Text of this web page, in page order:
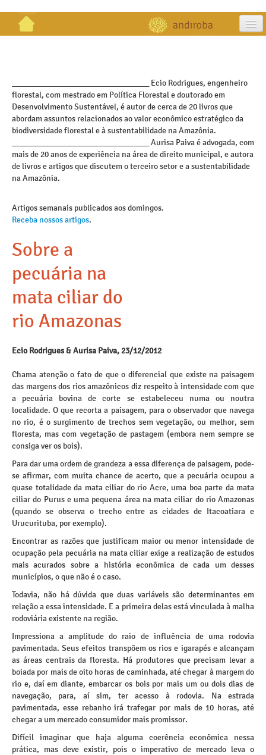
publicações
galeria
contato
_________________________________ Ecio Rodrigues, engenheiro
florestal, com mestrado em Política Florestal e doutorado em
Desenvolvimento Sustentável, é autor de cerca de 20 livros que
abordam assuntos relacionados ao valor econômico estratégico da
biodiversidade florestal e à sustentabilidade na Amazônia.
_________________________________ Aurisa Paiva é advogada, com
mais de 20 anos de experiência na área de direito municipal, e autora
de livros e artigos que discutem o terceiro setor e a sustentabilidade
na Amazônia.
Artigos semanais publicados aos domingos.
Receba nossos artigos.
Sobre a
pecuária na
mata ciliar do
rio Amazonas
Ecio Rodrigues & Aurisa Paiva, 23/12/2012
Chama atenção o fato de que o diferencial que existe na paisagem
das margens dos rios amazônicos diz respeito à intensidade com que
a pecuária bovina de corte se estabeleceu numa ou noutra
localidade. O que recorta a paisagem, para o observador que navega
no rio, é o surgimento de trechos sem vegetação, ou melhor, sem
floresta, mas com vegetação de pastagem (embora nem sempre se
consiga ver os bois).
Para dar uma ordem de grandeza a essa diferença de paisagem, pode-
se afirmar, com muita chance de acerto, que a pecuária ocupou a
quase totalidade da mata ciliar do rio Acre, uma boa parte da mata
ciliar do Purus e uma pequena área na mata ciliar do rio Amazonas
(quando se observa o trecho entre as cidades de Itacoatiara e
Urucurituba, por exemplo).
Encontrar as razões que justificam maior ou menor intensidade de
ocupação pela pecuária na mata ciliar exige a realização de estudos
mais acurados sobre a história econômica de cada um desses
municípios, o que não é o caso.
Todavia, não há dúvida que duas variáveis são determinantes em
relação a essa intensidade. E a primeira delas está vinculada à malha
rodoviária existente na região.
Impressiona a amplitude do raio de influência de uma rodovia
pavimentada. Seus efeitos transpõem os rios e igarapés e alcançam
as áreas centrais da floresta. Há produtores que precisam levar a
boiada por mais de oito horas de caminhada, até chegar à margem do
rio e, daí em diante, embarcar os bois por mais um ou dois dias de
navegação, para, aí sim, ter acesso à rodovia. Na estrada
pavimentada, esse rebanho irá trafegar por mais de 10 horas, até
chegar a um mercado consumidor mais promissor.
Difícil imaginar que haja alguma coerência econômica nessa
prática, mas deve existir, pois o imperativo de mercado leva o